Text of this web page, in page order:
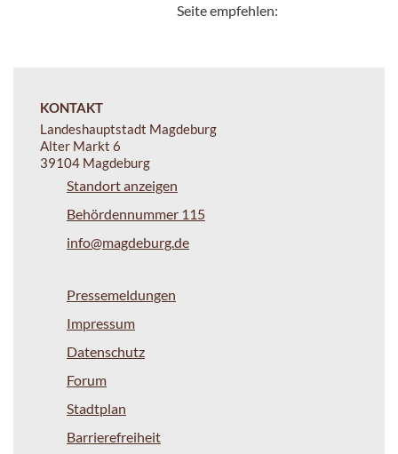
Seite empfehlen:
KONTAKT
Landeshauptstadt Magdeburg
Alter Markt 6
39104 Magdeburg
Standort anzeigen
Behördennummer 115
info@magdeburg.de
Pressemeldungen
Impressum
Datenschutz
Forum
Stadtplan
Barrierefreiheit